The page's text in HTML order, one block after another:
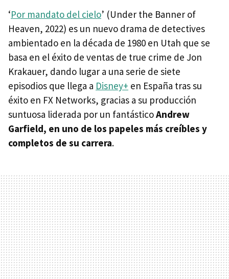
‘Por mandato del cielo’ (Under the Banner of
Heaven, 2022) es un nuevo drama de detectives
ambientado en la década de 1980 en Utah que se
basa en el éxito de ventas de true crime de Jon
Krakauer, dando lugar a una serie de siete
episodios que llega a Disney+ en España tras su
éxito en FX Networks, gracias a su producción
suntuosa liderada por un fantásticoAndrew
Garfield, en uno de los papeles más creíbles y
completos de su carrera.